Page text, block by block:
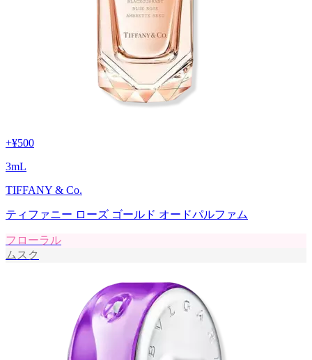
+¥500
3mL
TIFFANY & Co.
ティファニー ローズ ゴールド オードパルファム
フローラル
ムスク